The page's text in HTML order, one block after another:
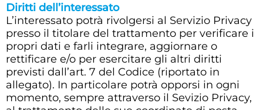
Diritti dell’interessato
L’interessato potrà rivolgersi al Servizio Privacy
presso il titolare del trattamento per verificare i
propri dati e farli integrare, aggiornare o
rettificare e/o per esercitare gli altri diritti
previsti dall’art. 7 del Codice (riportato in
allegato). In particolare potrà opporsi in ogni
momento, sempre attraverso il Sevizio Privacy,